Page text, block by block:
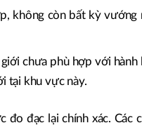
không còn bất kỳ vướng
chưa phù hợp với hành
tại khu vực này.
đạc lại chính xác. Các